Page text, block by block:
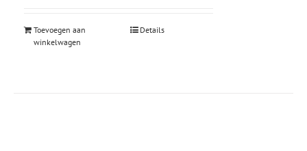
Toevoegen aan
winkelwagen
Details